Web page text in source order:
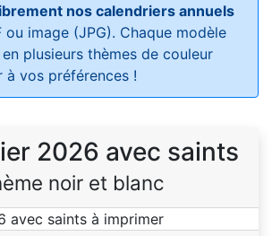
nos calendriers annuels
ou image (JPG). Chaque modèle
plusieurs thèmes de couleur
à vos préférences !
2026 avec saints
noir et blanc